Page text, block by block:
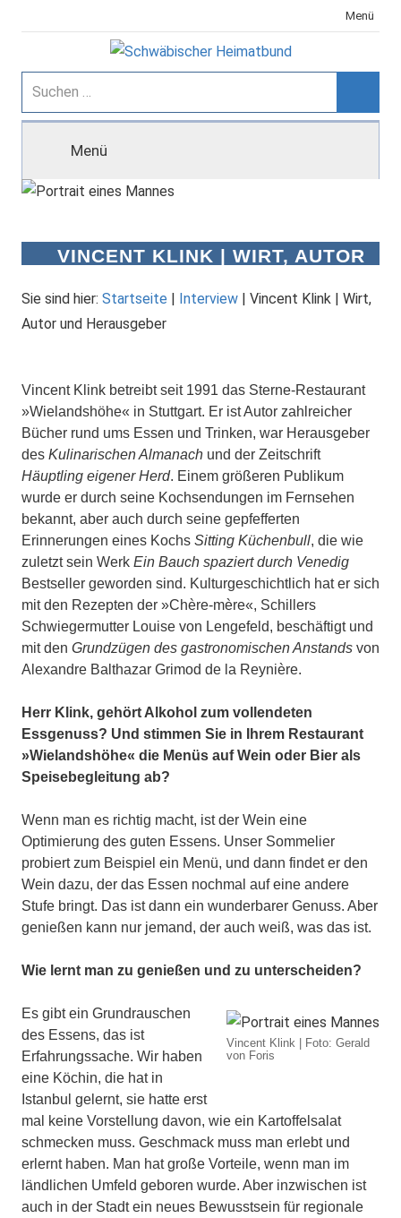
Inhalt
Menü
Schwäbischer
Heimatbund
Suchen
nach:
Menü
VINCENT KLINK | WIRT, AUTOR
Sie sind hier: Startseite | Interview | Vincent Klink | Wirt,
Autor und Herausgeber
Vincent Klink betreibt seit 1991 das Sterne-Restaurant
»Wielandshöhe« in Stuttgart. Er ist Autor zahlreicher
Bücher rund ums Essen und Trinken, war Herausgeber
des Kulinarischen Almanach und der Zeitschrift
Häuptling eigener Herd. Einem größeren Publikum
wurde er durch seine Kochsendungen im Fernsehen
bekannt, aber auch durch seine gepfefferten
Erinnerungen eines Kochs Sitting Küchenbull, die wie
zuletzt sein Werk Ein Bauch spaziert durch Venedig
Bestseller geworden sind. Kulturgeschichtlich hat er sich
mit den Rezepten der »Chère-mère«, Schillers
Schwiegermutter Louise von Lengefeld, beschäftigt und
mit den Grundzügen des gastronomischen Anstands von
Alexandre Balthazar Grimod de la Reynière.
Herr Klink, gehört Alkohol zum vollendeten
Essgenuss? Und stimmen Sie in Ihrem Restaurant
»Wielandshöhe« die Menüs auf Wein oder Bier als
Speisebegleitung ab?
Wenn man es richtig macht, ist der Wein eine
Optimierung des guten Essens. Unser Sommelier
probiert zum Beispiel ein Menü, und dann findet er den
Wein dazu, der das Essen nochmal auf eine andere
Stufe bringt. Das ist dann ein wunderbarer Genuss. Aber
genießen kann nur jemand, der auch weiß, was das ist.
Wie lernt man zu genießen und zu unterscheiden?
Vincent Klink | Foto: Gerald
von Foris
Es gibt ein Grundrauschen
des Essens, das ist
Erfahrungssache. Wir haben
eine Köchin, die hat in
Istanbul gelernt, sie hatte erst
mal keine Vorstellung davon, wie ein Kartoffelsalat
schmecken muss. Geschmack muss man erlebt und
erlernt haben. Man hat große Vorteile, wenn man im
ländlichen Umfeld geboren wurde. Aber inzwischen ist
auch in der Stadt ein neues Bewusstsein für regionale